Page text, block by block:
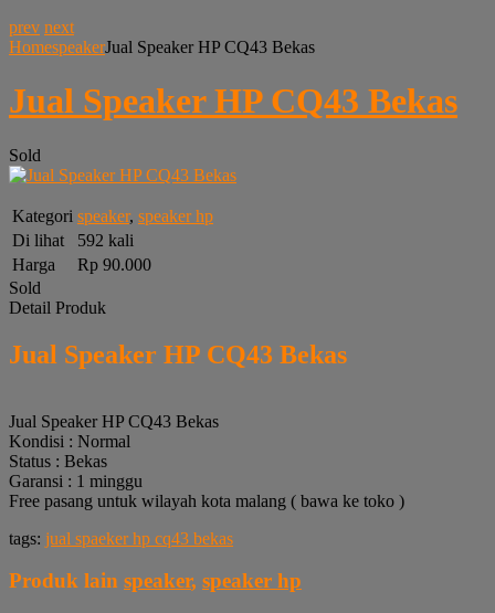
prev next
HomespeakerJual Speaker HP CQ43 Bekas
Jual Speaker HP CQ43 Bekas
Sold
Kategori speaker, speaker hp
Di lihat
592 kali
Harga
Rp 90.000
Sold
Detail Produk
Jual Speaker HP CQ43 Bekas
Jual Speaker HP CQ43 Bekas
Kondisi : Normal
Status : Bekas
Garansi : 1 minggu
Free pasang untuk wilayah kota malang ( bawa ke toko )
tags: jual spaeker hp cq43 bekas
Produk lain speaker, speaker hp